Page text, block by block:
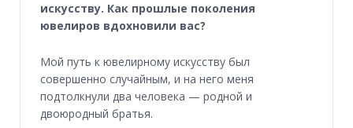
искусству. Как прошлые поколения
ювелиров вдохновили вас?
Мой путь к ювелирному искусству был
совершенно случайным, и на него меня
подтолкнули два человека — родной и
двоюродный братья.